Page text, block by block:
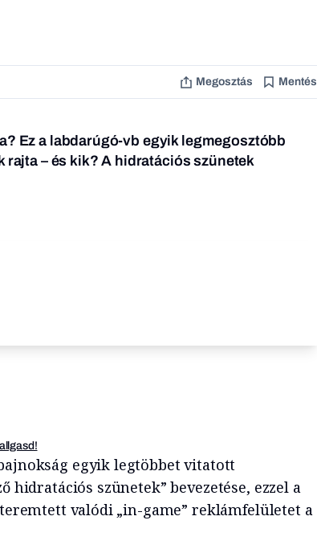
Megosztás Mentés
Ez a labdarúgó-vb egyik legmegosztóbb
rajta – és kik? A hidratációs szünetek
egyik legtöbbet vitatott
hidratációs szünetek” bevezetése, ezzel a
valódi „in-game” reklámfelületet a